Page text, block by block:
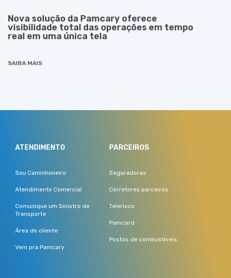
Nova solução da Pamcary oferece
visibilidade total das operações em tempo
real em uma única tela
SAIBA MAIS
ATENDIMENTO
Sou Caminhoneiro
Atendimento Comercial
Comunique um Sinistro de
Transporte
Área do cliente
Vem pra Pamcary
PARCEIROS
Seguradoras
Corretores parceiros
Telerisco
Pamcard
Postos de combustíveis